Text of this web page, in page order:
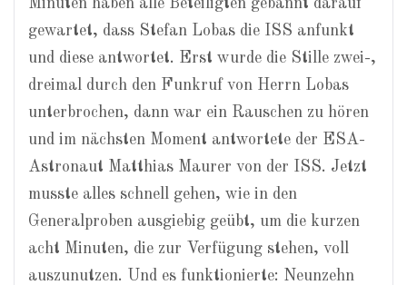
Minuten haben alle Beteiligten gebannt darauf
gewartet, dass Stefan Lobas die ISS anfunkt
und diese antwortet. Erst wurde die Stille zwei-,
dreimal durch den Funkruf von Herrn Lobas
unterbrochen, dann war ein Rauschen zu hören
und im nächsten Moment antwortete der ESA-
Astronaut Matthias Maurer von der ISS. Jetzt
musste alles schnell gehen, wie in den
Generalproben ausgiebig geübt, um die kurzen
acht Minuten, die zur Verfügung stehen, voll
auszunutzen. Und es funktionierte: Neunzehn